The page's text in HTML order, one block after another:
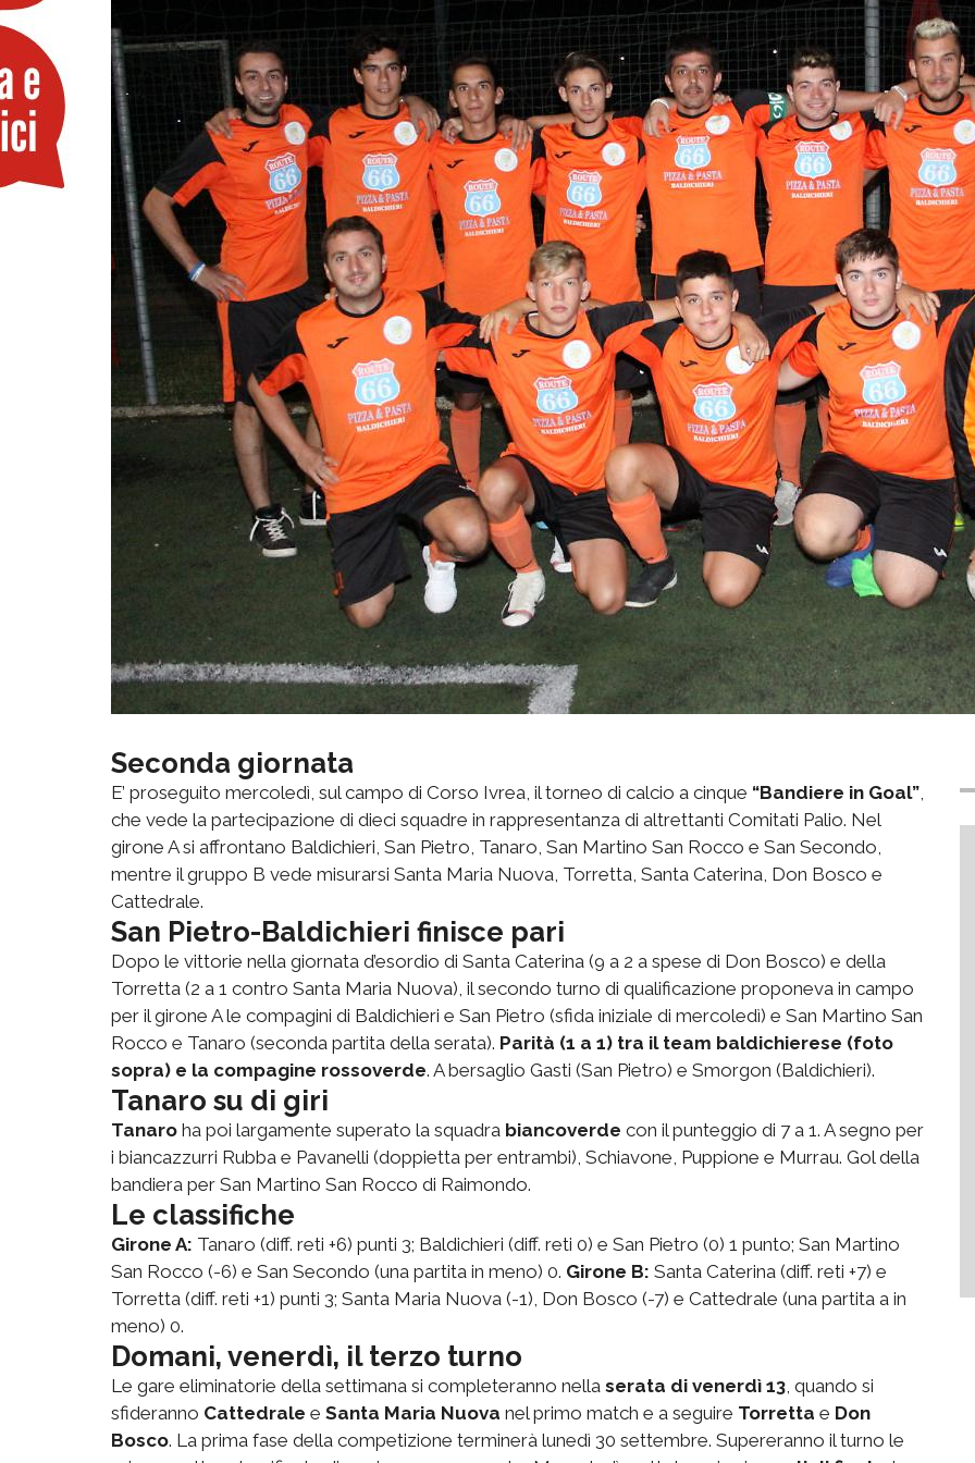
Seconda giornata
E’ proseguito mercoledì, sul campo di Corso Ivrea, il torneo di calcio a cinque “Bandiere in Goal”
che vede la partecipazione di dieci squadre in rappresentanza di altrettanti Comitati Palio. Nel
girone A si affrontano Baldichieri, San Pietro, Tanaro, San Martino San Rocco e San Secondo,
mentre il gruppo B vede misurarsi Santa Maria Nuova, Torretta, Santa Caterina, Don Bosco e
Cattedrale.
San Pietro-Baldichieri finisce pari
Dopo le vittorie nella giornata d’esordio di Santa Caterina (9 a 2 a spese di Don Bosco) e della
Torretta (2 a 1 contro Santa Maria Nuova), il secondo turno di qualificazione proponeva in campo
per il girone A le compagini di Baldichieri e San Pietro (sfida iniziale di mercoledì) e San Martino San
Rocco e Tanaro (seconda partita della serata). Parità (1 a 1) tra il team baldichierese (foto
sopra) e la compagine rossoverde. A bersaglio Gasti (San Pietro) e Smorgon (Baldichieri).
Tanaro su di giri
Tanaro ha poi largamente superato la squadra biancoverde con il punteggio di 7 a 1. A segno per
i biancazzurri Rubba e Pavanelli (doppietta per entrambi), Schiavone, Puppione e Murrau. Gol della
bandiera per San Martino San Rocco di Raimondo.
Le classifiche
Girone A: Tanaro (diff. reti +6) punti 3; Baldichieri (diff. reti 0) e San Pietro (0) 1 punto; San Martino
San Rocco (-6) e San Secondo (una partita in meno) 0. Girone B: Santa Caterina (diff. reti +7) e
Torretta (diff. reti +1) punti 3; Santa Maria Nuova (-1), Don Bosco (-7) e Cattedrale (una partita a in
meno) 0.
Domani, venerdì, il terzo turno
Le gare eliminatorie della settimana si completeranno nella serata di venerdì 13 , quando si
sfideranno Cattedrale e Santa Maria Nuova nel primo match e a seguire Torretta e Don
Bosco. La prima fase della competizione terminerà lunedì 30 settembre. Supereranno il turno le